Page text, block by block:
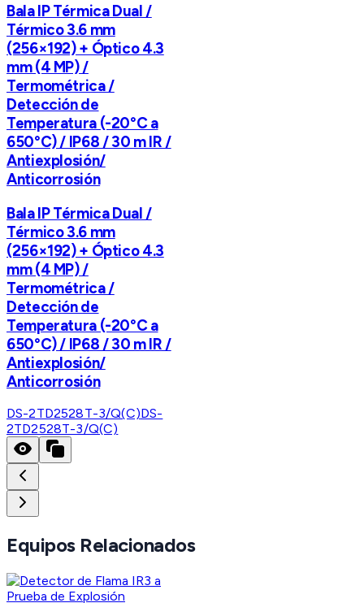
Bala IP Térmica Dual /
Térmico 3.6 mm
(256×192) + Óptico 4.3
mm (4 MP) /
Termométrica /
Detección de
Temperatura (-20°C a
650°C) / IP68 / 30 m IR /
Antiexplosión/
Anticorrosión
Bala IP Térmica Dual /
Térmico 3.6 mm
(256×192) + Óptico 4.3
mm (4 MP) /
Termométrica /
Detección de
Temperatura (-20°C a
650°C) / IP68 / 30 m IR /
Antiexplosión/
Anticorrosión
DS-2TD2528T-3/Q(C)DS-
2TD2528T-3/Q(C)
Equipos Relacionados